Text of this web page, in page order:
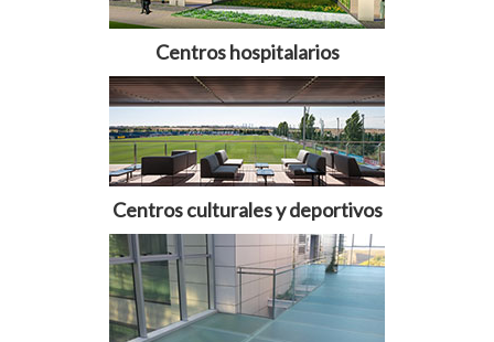
Centros hospitalarios
Centros culturales y deportivos